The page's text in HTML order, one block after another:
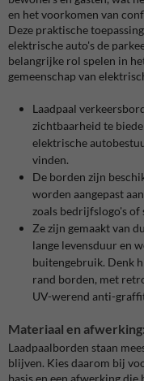
en het voorkomen van
Deze praktische
elektrische auto's de
belangrijke rol spelen in
gemeenschap van
Laadpaal
zichtbaarheid te
elektrische
vinden​​.
De borden zijn
worden aangepast
zoals bedrijfslogo's of
Ze zijn gemaakt van
lange levensduur en
buitengebruik. Denk
rand borden, met
UV-werend anti-
Materiaal en
Laadpaalborden staan
blijven. Kies daarom bij